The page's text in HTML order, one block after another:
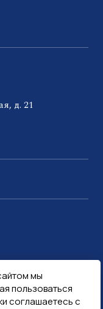
мы
пользоваться
соглашаетесь с
д. 21